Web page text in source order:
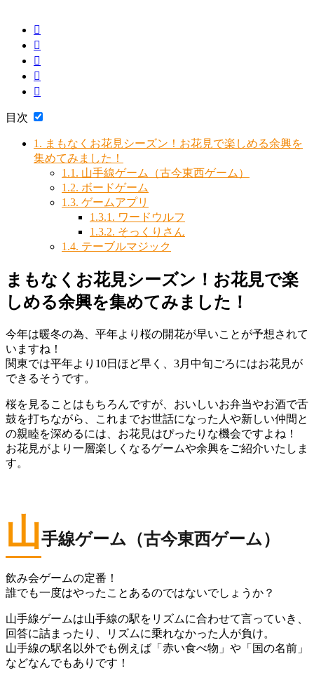
目次
1. まもなくお花見シーズン！お花見で楽しめる余興を
集めてみました！
1.1. 山手線ゲーム（古今東西ゲーム）
1.2. ボードゲーム
1.3. ゲームアプリ
1.3.1. ワードウルフ
1.3.2. そっくりさん
1.4. テーブルマジック
まもなくお花見シーズン！お花見で楽
しめる余興を集めてみました！
今年は暖冬の為、平年より桜の開花が早いことが予想されて
いますね！
関東では平年より10日ほど早く、3月中旬ごろにはお花見が
できるそうです。
桜を見ることはもちろんですが、おいしいお弁当やお酒で舌
鼓を打ちながら、これまでお世話になった人や新しい仲間と
の親睦を深めるには、お花見はぴったりな機会ですよね！
お花見がより一層楽しくなるゲームや余興をご紹介いたしま
す。
山手線ゲーム（古今東西ゲーム）
飲み会ゲームの定番！
誰でも一度はやったことあるのではないでしょうか？
山手線ゲームは山手線の駅をリズムに合わせて言っていき、
回答に詰まったり、リズムに乗れなかった人が負け。
山手線の駅名以外でも例えば「赤い食べ物」や「国の名前」
などなんでもありです！